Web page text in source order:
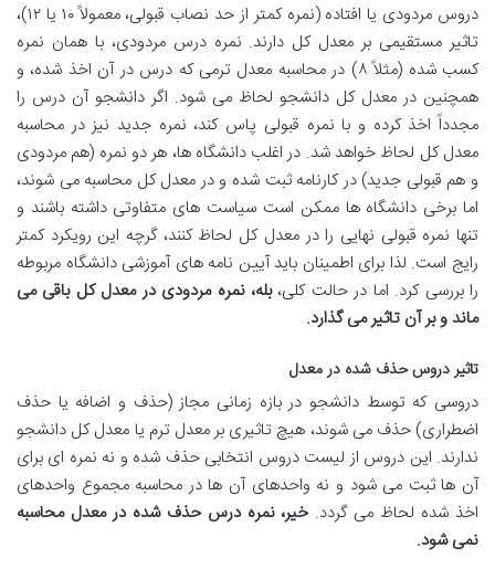
دروس مردودی یا افتاده (نمره کمتر از حد نصاب قبولی، معمولاً ۱۰ یا ۱۲)،
تاثیر مستقیمی بر معدل کل دارند. نمره درس مردودی، با همان نمره
کسب شده (مثلاً ۸) در محاسبه معدل ترمی که درس در آن اخذ شده، و
همچنین در معدل کل دانشجو لحاظ می شود. اگر دانشجو آن درس را
مجدداً اخذ کرده و با نمره قبولی پاس کند، نمره جدید نیز در محاسبه
معدل کل لحاظ خواهد شد. در اغلب دانشگاه ها، هر دو نمره (هم مردودی
و هم قبولی جدید) در کارنامه ثبت شده و در معدل کل محاسبه می شوند،
اما برخی دانشگاه ها ممکن است سیاست های متفاوتی داشته باشند و
تنها نمره قبولی نهایی را در معدل کل لحاظ کنند، گرچه این رویکرد کمتر
رایج است. لذا برای اطمینان باید آیین نامه های آموزشی دانشگاه مربوطه
را بررسی کرد. اما در حالت کلی،بله، نمره مردودی در معدل کل باقی می
ماند و بر آن تاثیر می گذارد.
تاثیر دروس حذف شده در معدل
دروسی که توسط دانشجو در بازه زمانی مجاز (حذف و اضافه یا حذف
اضطراری) حذف می شوند، هیچ تاثیری بر معدل ترم یا معدل کل دانشجو
ندارند. این دروس از لیست دروس انتخابی حذف شده و نه نمره ای برای
آن ها ثبت می شود و نه واحدهای آن ها در محاسبه مجموع واحدهای
اخذ شده لحاظ می گردد.خیر، نمره درس حذف شده در معدل محاسبه
نمی شود.